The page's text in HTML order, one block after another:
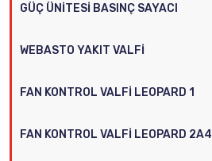
GÜÇ ÜNITESI BASINÇ SAYACI
WEBASTO YAKIT VALFI
FAN KONTROL VALFI LEOPARD 1
FAN KONTROL VALFI LEOPARD 2A4